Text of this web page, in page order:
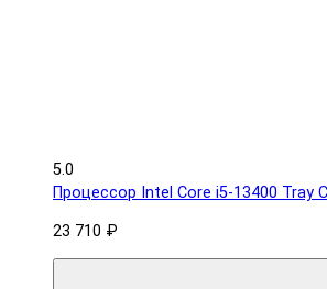
5.0
Процессор Intel Core i5-13400 Tray
23 710 ₽